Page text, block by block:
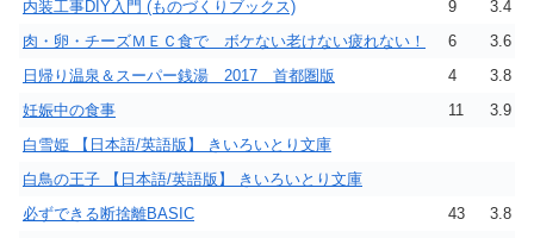
内装工事DIY入門 (ものづくりブックス)
9
3.4
肉・卵・チーズＭＥＣ食で ボケない老けない疲れない！
6
3.6
日帰り温泉＆スーパー銭湯 2017 首都圏版
4
3.8
妊娠中の食事
11
3.9
白雪姫 【日本語/英語版】 きいろいとり文庫
白鳥の王子 【日本語/英語版】 きいろいとり文庫
必ずできる断捨離BASIC
43
3.8